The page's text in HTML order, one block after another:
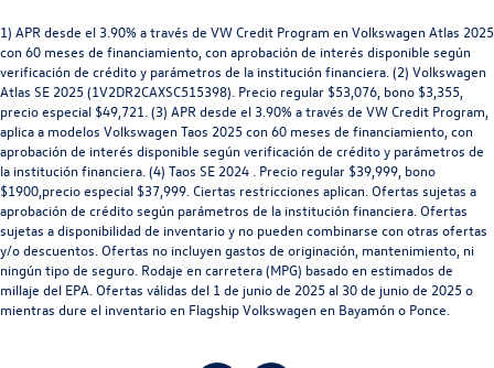
1) APR desde el 3.90% a través de VW Credit Program en Volkswagen Atlas 2025
con 60 meses de financiamiento, con aprobación de interés disponible según
verificación de crédito y parámetros de la institución financiera. (2) Volkswagen
Atlas SE 2025 (1V2DR2CAXSC515398). Precio regular $53,076, bono $3,355,
precio especial $49,721. (3) APR desde el 3.90% a través de VW Credit Program,
aplica a modelos Volkswagen Taos 2025 con 60 meses de financiamiento, con
aprobación de interés disponible según verificación de crédito y parámetros de
la institución financiera. (4) Taos SE 2024 . Precio regular $39,999, bono
$1900,precio especial $37,999. Ciertas restricciones aplican. Ofertas sujetas a
aprobación de crédito según parámetros de la institución financiera. Ofertas
sujetas a disponibilidad de inventario y no pueden combinarse con otras ofertas
y/o descuentos. Ofertas no incluyen gastos de originación, mantenimiento, ni
ningún tipo de seguro. Rodaje en carretera (MPG) basado en estimados de
millaje del EPA. Ofertas válidas del 1 de junio de 2025 al 30 de junio de 2025 o
mientras dure el inventario en Flagship Volkswagen en Bayamón o Ponce.